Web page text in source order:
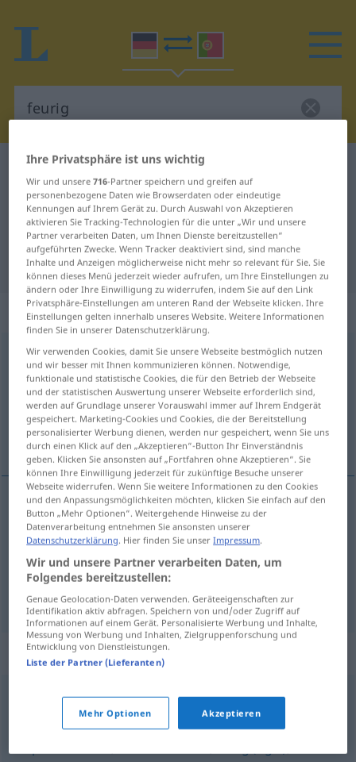
Deutsch-Portugiesisch Wörterbuch
Deutsch-Portugiesisch
Übersetzung für "feurig"
"feurig" Portugiesisch Übersetzung
„feurig“
feurig [ˈfɔʏrɪç]
Übersicht aller Übersetzungen
(Für mehr Details die Übersetzung anklicken/antippen)
ardente, picante, fogoso
ardente feurig
picante feurig(≈ scharf)
fogoso feurig FIG
Synonyme für "feurig"
schwungvoll
Ihre Privatsphäre ist uns wichtig
Wir und unsere716-Partner speichern und greifen auf
personenbezogene Daten wie Browserdaten oder eindeutige
Kennungen auf Ihrem Gerät zu. Durch Auswahl von Akzeptieren
aktivieren Sie Tracking-Technologien für die unter „Wir und unsere
Partner verarbeiten Daten, um Ihnen Dienste bereitzustellen“
aufgeführten Zwecke. Wenn Tracker deaktiviert sind, sind manche
Inhalte und Anzeigen möglicherweise nicht mehr so relevant für Sie. Sie
können dieses Menü jederzeit wieder aufrufen, um Ihre Einstellungen zu
ändern oder Ihre Einwilligung zu widerrufen, indem Sie auf den Link
Privatsphäre-Einstellungen am unteren Rand der Webseite klicken. Ihre
Einstellungen gelten innerhalb unseres Website. Weitere Informationen
finden Sie in unserer Datenschutzerklärung.
Wir verwenden Cookies, damit Sie unsere Webseite bestmöglich nutzen
und wir besser mit Ihnen kommunizieren können. Notwendige,
funktionale und statistische Cookies, die für den Betrieb der Webseite
und der statistischen Auswertung unserer Webseite erforderlich sind,
werden auf Grundlage unserer Vorauswahl immer auf Ihrem Endgerät
gespeichert. Marketing-Cookies und Cookies, die der Bereitstellung
personalisierter Werbung dienen, werden nur gespeichert, wenn Sie uns
durch einen Klick auf den „Akzeptieren“-Button Ihr Einverständnis
geben. Klicken Sie ansonsten auf „Fortfahren ohne Akzeptieren“. Sie
können Ihre Einwilligung jederzeit für zukünftige Besuche unserer
Webseite widerrufen. Wenn Sie weitere Informationen zu den Cookies
und den Anpassungsmöglichkeiten möchten, klicken Sie einfach auf den
Button „Mehr Optionen“. Weitergehende Hinweise zu der
Datenverarbeitung entnehmen Sie ansonsten unserer
Datenschutzerklärung. Hier finden Sie unserImpressum.
Wir und unsere Partner verarbeiten Daten, um
Folgendes bereitzustellen:
Genaue Geolocation-Daten verwenden. Geräteeigenschaften zur
Identifikation aktiv abfragen. Speichern von und/oder Zugriff auf
Informationen auf einem Gerät. Personalisierte Werbung und Inhalte,
Messung von Werbung und Inhalten, Zielgruppenforschung und
Entwicklung von Dienstleistungen.
Liste der Partner (Lieferanten)
Mehr Optionen Akzeptieren